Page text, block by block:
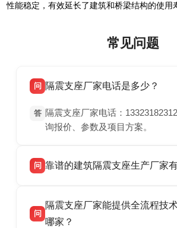
性能稳定，有效延长了建筑和桥梁结构的使用
常见问题
问 隔震支座厂家电话是多少？
答 隔震支座厂家电话：
询报价、参数及项目方案。
问 靠谱的建筑隔震支座生产厂家
震支座厂家，专业生产 LRB 铅芯
HDR 高阻尼、FPS 摩擦摆隔震支
问
隔震支座厂家能提供全流程技
哪家？